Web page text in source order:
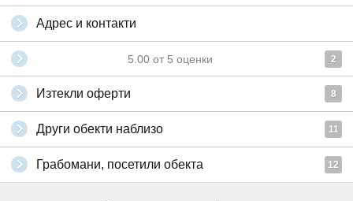
Адрес и контакти
5.00 от 5 оценки 2
Изтекли оферти 8
Други обекти наблизо 11
Грабомани, посетили обекта 12